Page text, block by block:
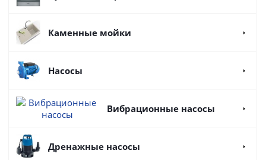
Каменные мойки
Насосы
Вибрационные насосы
Дренажные насосы